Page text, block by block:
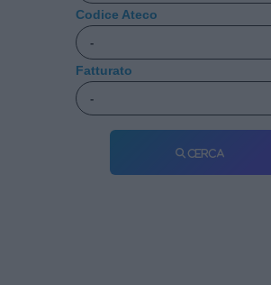
Codice Ateco
Fatturato
Cerca